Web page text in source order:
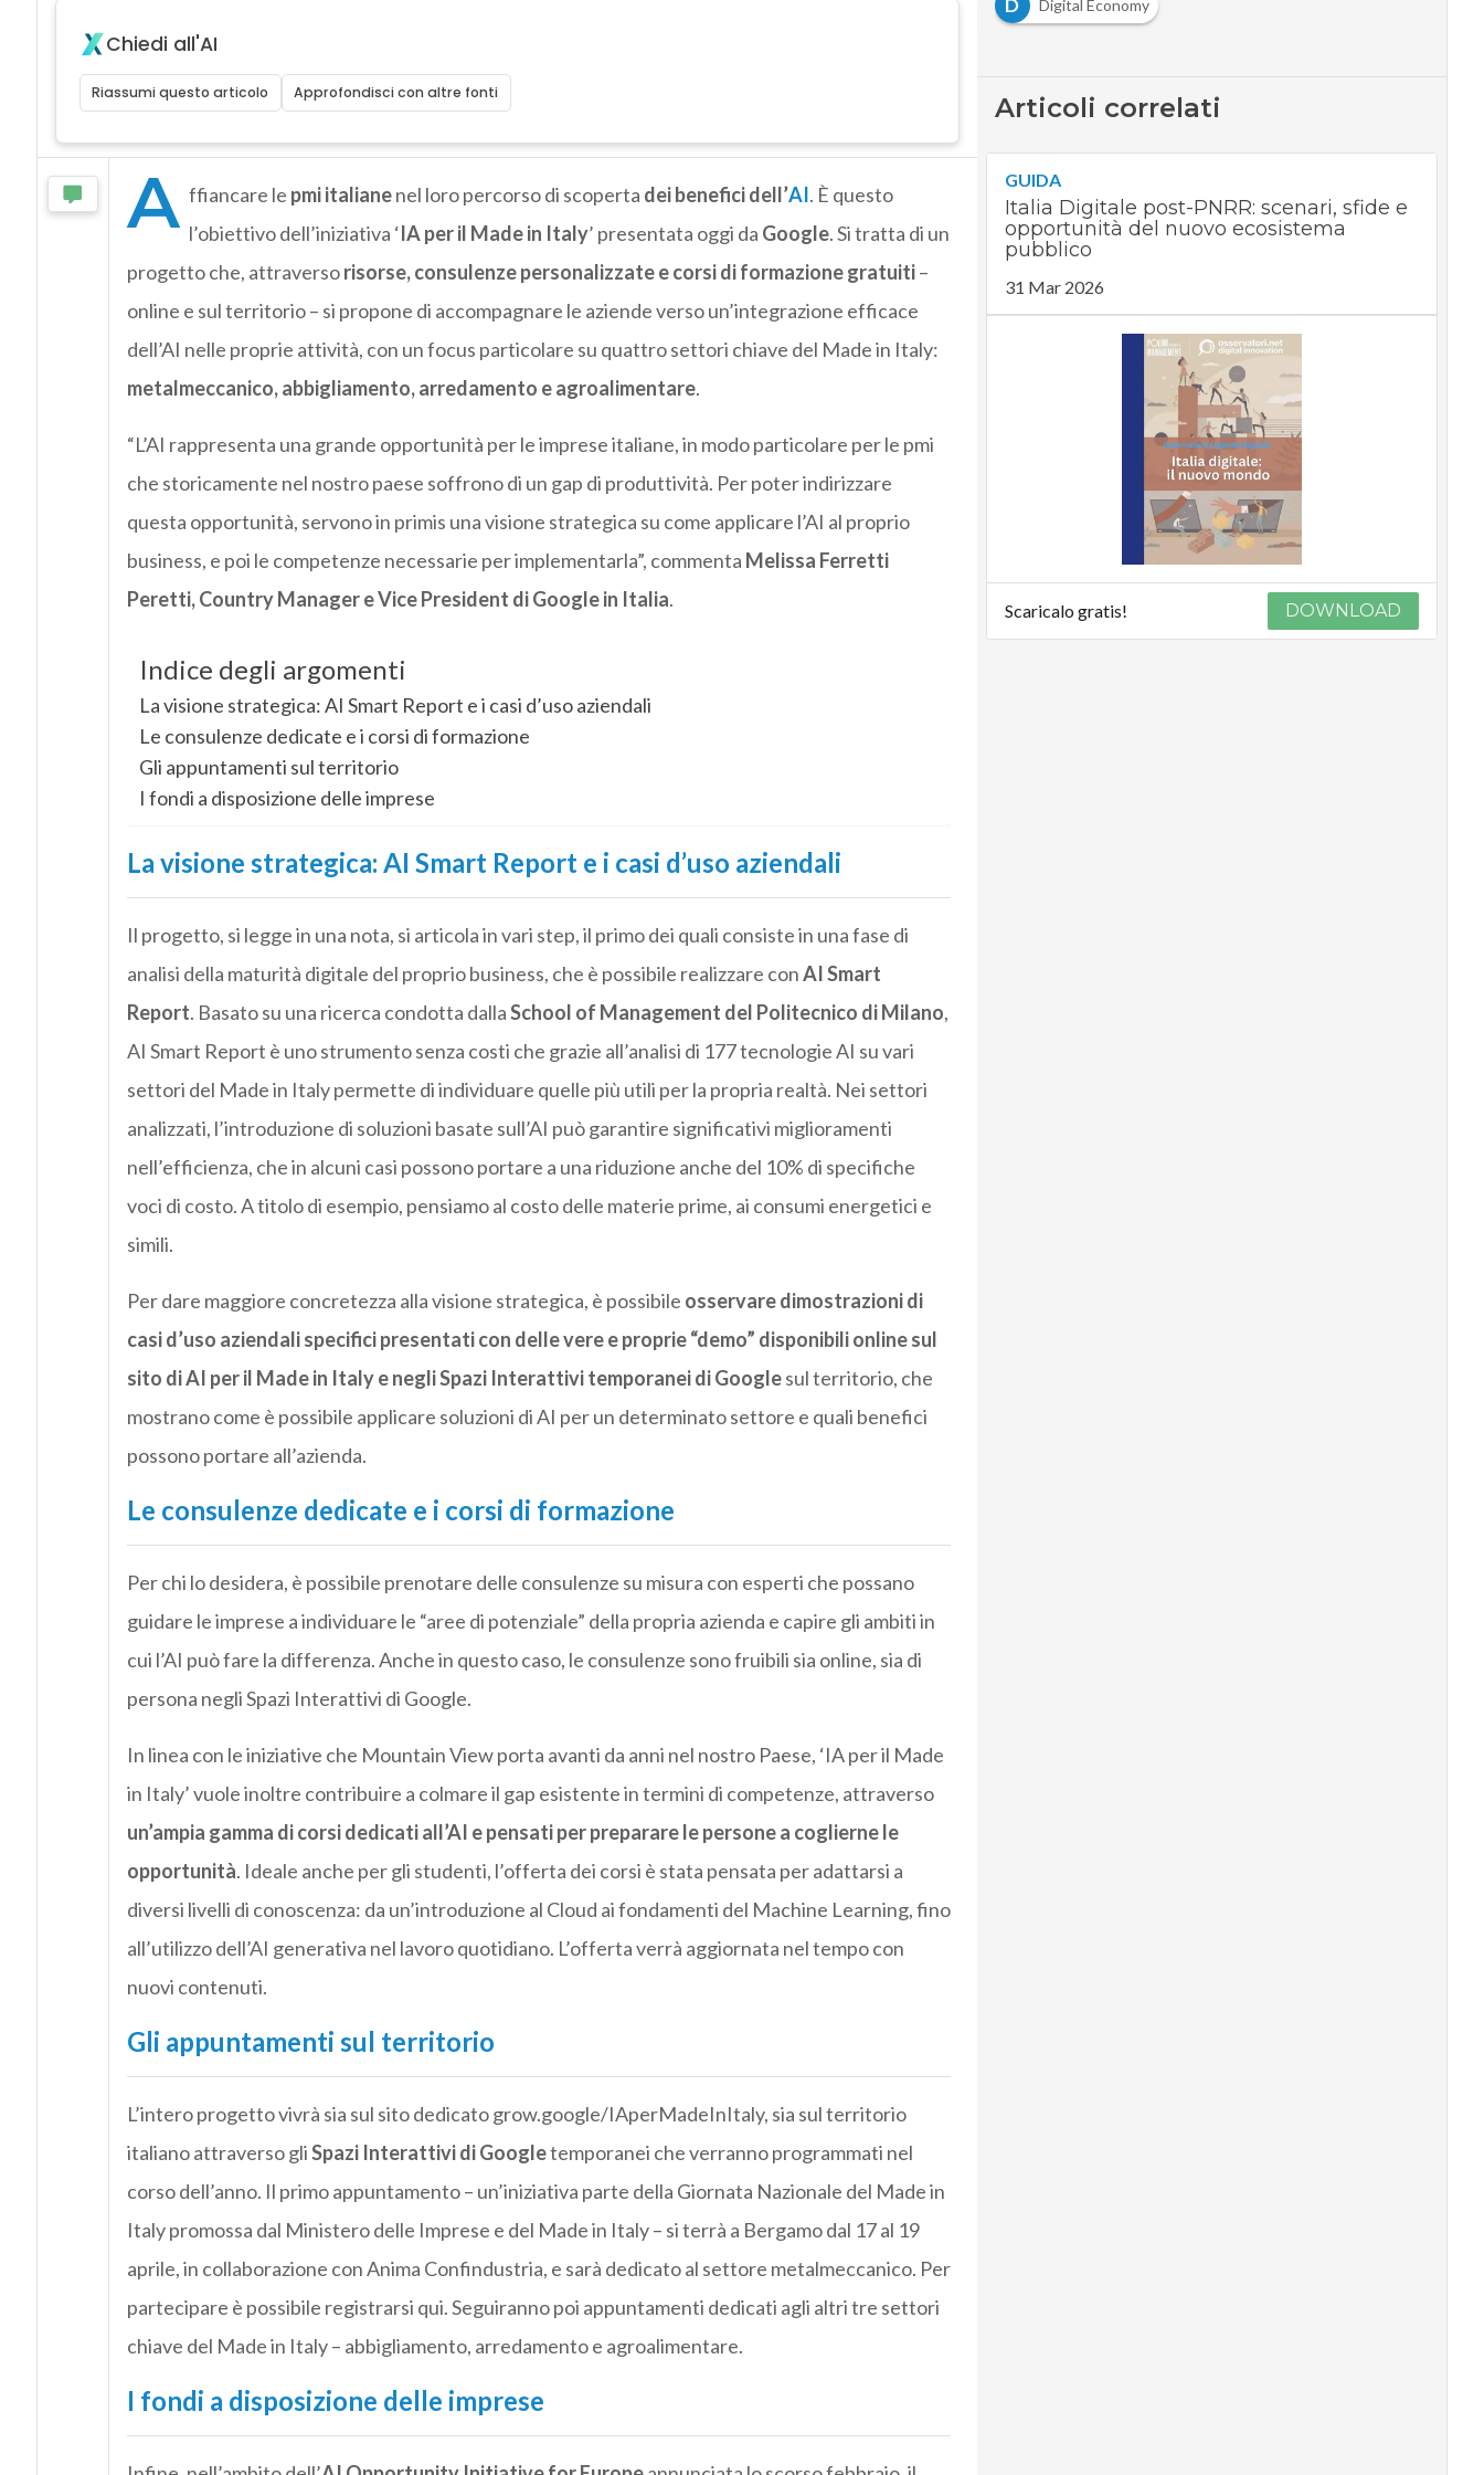
Chiedi all'AI
Riassumi questo articolo Approfondisci con altre fonti
A ffiancare le pmi italianenel loro percorso di scoperta dei benefici dell’AI. È questo
l’obiettivo dell’iniziativa ‘IA per il Made in Italy’ presentata oggi da Google. Si tratta di un
progetto che, attraversorisorse, consulenze personalizzate e corsi di formazione gratuiti–
online e sul territorio – si propone di accompagnare le aziende verso un’integrazione efficace
dell’AI nelle proprie attività, con un focus particolare su quattro settori chiave del Made in Italy:
metalmeccanico, abbigliamento, arredamento e agroalimentare.
“L’AI rappresenta una grande opportunità per le imprese italiane, in modo particolare per le pmi
che storicamente nel nostro paese soffrono di un gap di produttività. Per poter indirizzare
questa opportunità, servono in primis una visione strategica su come applicare l’AI al proprio
business, e poi le competenze necessarie per implementarla”, commenta Melissa Ferretti
Peretti, Country Manager e Vice President di Google in Italia.
Indice degli argomenti
La visione strategica: AI Smart Report e i casi d’uso aziendali
Le consulenze dedicate e i corsi di formazione
Gli appuntamenti sul territorio
I fondi a disposizione delle imprese
La visione strategica: AI Smart Report e i casi d’uso aziendali
Il progetto, si legge in una nota, si articola in vari step, il primo dei quali consiste in una fase di
analisi della maturità digitale del proprio business, che è possibile realizzare conAI Smart
Report. Basato su una ricerca condotta dallaSchool of Management del Politecnico di Milano,
AI Smart Report è uno strumento senza costi che grazie all’analisi di 177 tecnologie AI su vari
settori del Made in Italy permette di individuare quelle più utili per la propria realtà. Nei settori
analizzati, l’introduzione di soluzioni basate sull’AI può garantire significativi miglioramenti
nell’efficienza, che in alcuni casi possono portare a una riduzione anche del 10% di specifiche
voci di costo. A titolo di esempio, pensiamo al costo delle materie prime, ai consumi energetici e
simili.
Per dare maggiore concretezza alla visione strategica, è possibile osservare dimostrazioni di
casi d’uso aziendali specifici presentati con delle vere e proprie “demo” disponibili online sul
sito di AI per il Made in Italy e negli Spazi Interattivi temporanei di Googlesul territorio, che
mostrano come è possibile applicare soluzioni di AI per un determinato settore e quali benefici
possono portare all’azienda.
Le consulenze dedicate e i corsi di formazione
Per chi lo desidera, è possibile prenotare delle consulenze su misura con esperti che possano
guidare le imprese a individuare le “aree di potenziale” della propria azienda e capire gli ambiti in
cui l’AI può fare la differenza. Anche in questo caso, le consulenze sono fruibili sia online, sia di
persona negli Spazi Interattivi di Google.
In linea con le iniziative che Mountain View porta avanti da anni nel nostro Paese, ‘IA per il Made
in Italy’ vuole inoltre contribuire a colmare il gap esistente in termini di competenze, attraverso
un’ampia gamma di corsi dedicati all’AI e pensati per preparare le persone a coglierne le
opportunità. Ideale anche per gli studenti, l’offerta dei corsi è stata pensata per adattarsi a
diversi livelli di conoscenza: da un’introduzione al Cloud ai fondamenti del Machine Learning, fino
all’utilizzo dell’AI generativa nel lavoro quotidiano. L’offerta verrà aggiornata nel tempo con
nuovi contenuti.
Gli appuntamenti sul territorio
L’intero progetto vivrà sia sul sito dedicato grow.google/IAperMadeInItaly, sia sul territorio
italiano attraverso gliSpazi Interattivi di Googletemporanei che verranno programmati nel
corso dell’anno. Il primo appuntamento – un’iniziativa parte della Giornata Nazionale del Made in
Italy promossa dal Ministero delle Imprese e del Made in Italy – si terrà a Bergamo dal 17 al 19
aprile, in collaborazione con Anima Confindustria, e sarà dedicato al settore metalmeccanico. Per
partecipare è possibile registrarsi qui. Seguiranno poi appuntamenti dedicati agli altri tre settori
chiave del Made in Italy – abbigliamento, arredamento e agroalimentare.
I fondi a disposizione delle imprese
D Digital Economy
Articoli correlati
GUIDA
Italia Digitale post-PNRR: scenari, sfide e
opportunità del nuovo ecosistema
pubblico
31 Mar 2026
Scaricalo gratis! DOWNLOAD